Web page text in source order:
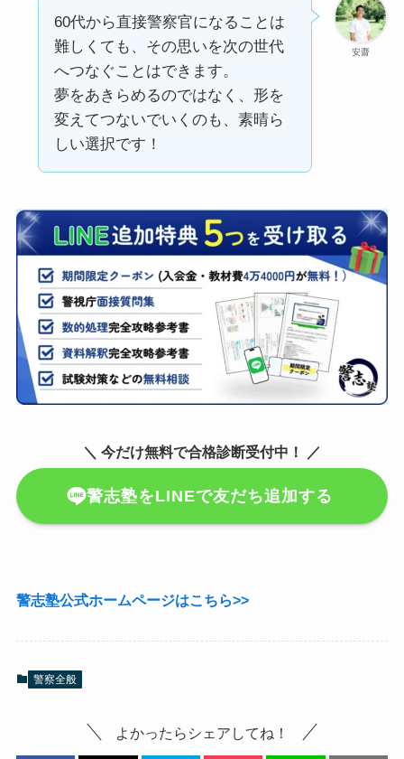
安齋
60代から直接警察官になることは
難しくても、その思いを次の世代
へつなぐことはできます。
夢をあきらめるのではなく、形を
変えてつないでいくのも、素晴ら
しい選択です！
＼ 今だけ無料で合格診断受付中！ ／
警志塾をLINEで友だち追加する
警志塾公式ホームページはこちら>>
警察全般
よかったらシェアしてね！